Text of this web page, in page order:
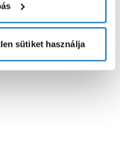
sütiket használja